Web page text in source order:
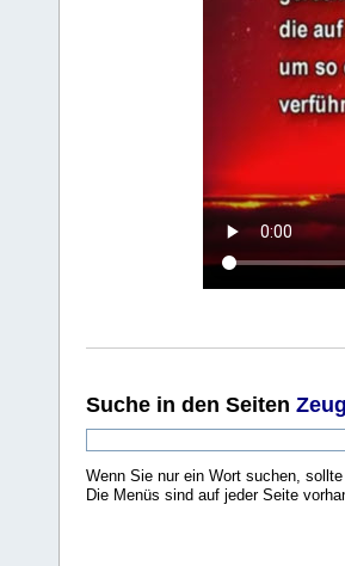
Suche in den Seiten
Wenn Sie nur ein Wort suchen,
Die Menüs sind auf jeder Seite